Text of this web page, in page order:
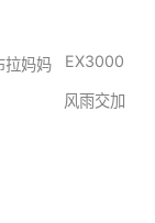
拉妈妈
EX3000
风雨交加